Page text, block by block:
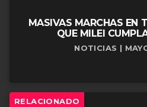
MASIVAS MARCHAS EN
QUE MILEI
NOTICIAS |
RELACIONADO